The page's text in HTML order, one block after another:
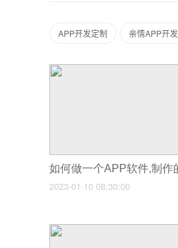
APP开发定制 亲情APP开发
2023-01-10 08:30:00